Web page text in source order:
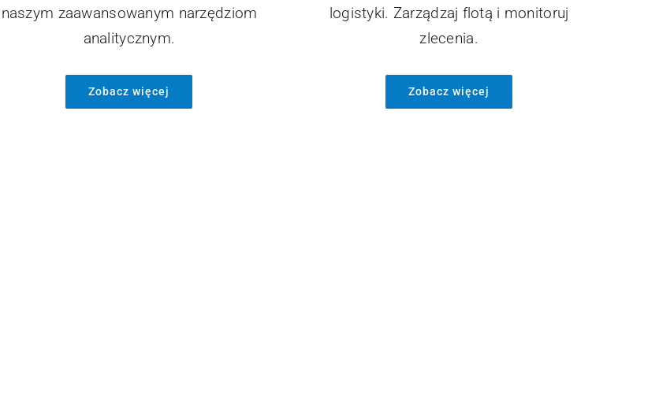
naszym zaawansowanym narzędziom
analitycznym.
Zobacz więcej
logistyki. Zarządzaj flotą i monitoruj
zlecenia.
Zobacz więcej